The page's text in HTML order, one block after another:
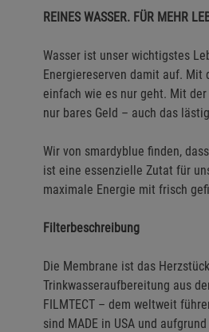
REINES WASSER. FÜR MEHR
Wasser ist unser wichtigstes
Energiereserven damit auf. Mit
einfach wie es nur geht. Mit
nur bares Geld – auch das
Wir von smardyblue finden,
ist eine essenzielle Zutat für
maximale Energie mit frisch
Filterbeschreibung
Die Membrane ist das
Trinkwasseraufbereitung aus
FILMTECT – dem weltweit
sind MADE in USA und